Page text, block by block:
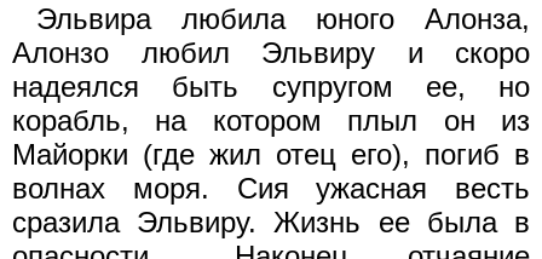
Эльвира любила юного Алонза,
Алонзо любил Эльвиру и скоро
надеялся быть супругом ее, но
корабль, на котором плыл он из
Майорки (где жил отец его), погиб в
волнах моря. Сия ужасная весть
сразила Эльвиру. Жизнь ее была в